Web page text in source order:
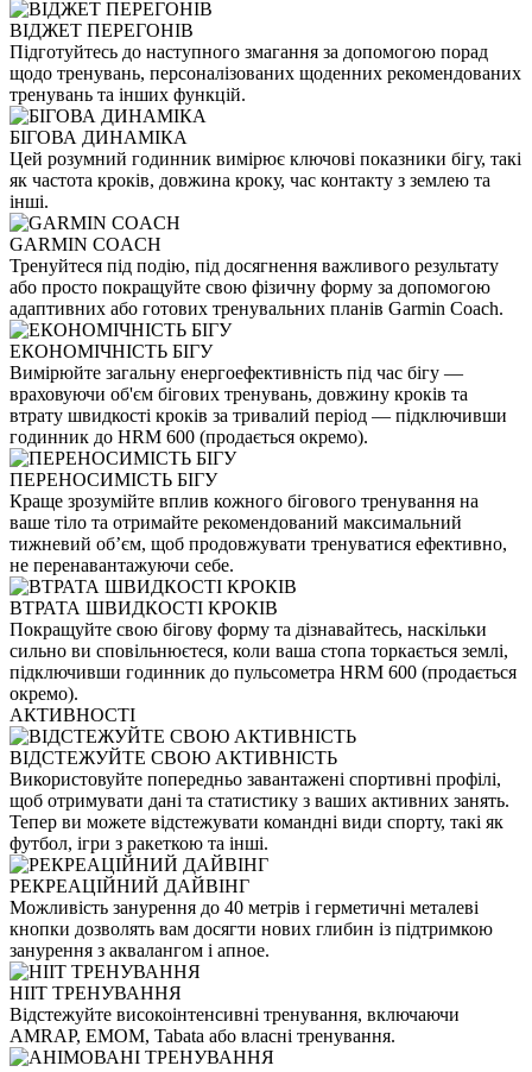
ВІДЖЕТ ПЕРЕГОНІВ
Підготуйтесь до наступного змагання за допомогою порад
щодо тренувань, персоналізованих щоденних рекомендованих
тренувань та інших функцій.
БІГОВА ДИНАМІКА
Цей розумний годинник вимірює ключові показники бігу, такі
як частота кроків, довжина кроку, час контакту з землею та
інші.
GARMIN COACH
Тренуйтеся під подію, під досягнення важливого результату
або просто покращуйте свою фізичну форму за допомогою
адаптивних або готових тренувальних планів Garmin Coach.
ЕКОНОМІЧНІСТЬ БІГУ
Вимірюйте загальну енергоефективність під час бігу —
враховуючи об'єм бігових тренувань, довжину кроків та
втрату швидкості кроків за тривалий період — підключивши
годинник до HRM 600 (продається окремо).
ПЕРЕНОСИМІСТЬ БІГУ
Краще зрозумійте вплив кожного бігового тренування на
ваше тіло та отримайте рекомендований максимальний
тижневий обʼєм, щоб продовжувати тренуватися ефективно,
не перенавантажуючи себе.
ВТРАТА ШВИДКОСТІ КРОКІВ
Покращуйте свою бігову форму та дізнавайтесь, наскільки
сильно ви сповільнюєтеся, коли ваша стопа торкається землі,
підключивши годинник до пульсометра HRM 600 (продається
окремо).
АКТИВНОСТІ
ВІДСТЕЖУЙТЕ СВОЮ АКТИВНІСТЬ
Використовуйте попередньо завантажені спортивні профілі,
щоб отримувати дані та статистику з ваших активних занять.
Тепер ви можете відстежувати командні види спорту, такі як
футбол, ігри з ракеткою та інші.
РЕКРЕАЦІЙНИЙ ДАЙВІНГ
Можливість занурення до 40 метрів і герметичні металеві
кнопки дозволять вам досягти нових глибин із підтримкою
занурення з аквалангом і апное.
HIIT ТРЕНУВАННЯ
Відстежуйте високоінтенсивні тренування, включаючи
AMRAP, EMOM, Tabata або власні тренування.